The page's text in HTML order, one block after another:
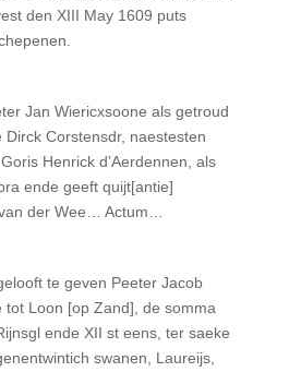
den XIII May 1609 puts
Jan Wiericxsoone als getroud
Corstensdr, naes­testen
Henrick d’Aerdennen, als
ende geeft quijt[antie]
der Wee… Actum…
te geven Peeter Jacob
tot Loon [op Zand], de somma
ende XII st eens, ter saeke
swa­nen, Laureijs,